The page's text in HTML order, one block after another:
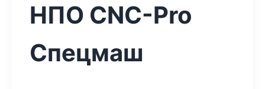
НПО CNC-Pro
Спецмаш